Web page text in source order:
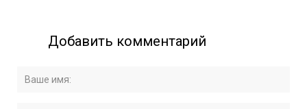
Добавить комментарий